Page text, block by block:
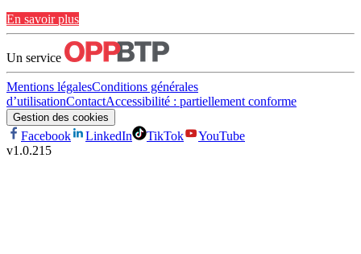
En savoir plus
Un service
Mentions légalesConditions générales
d’utilisationContactAccessibilité : partiellement conforme
Gestion des cookies
Facebook LinkedIn TikTok
YouTube
v1.0.215